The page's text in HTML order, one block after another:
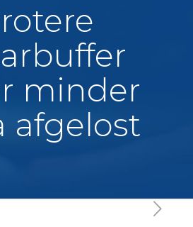
minder
afgelost